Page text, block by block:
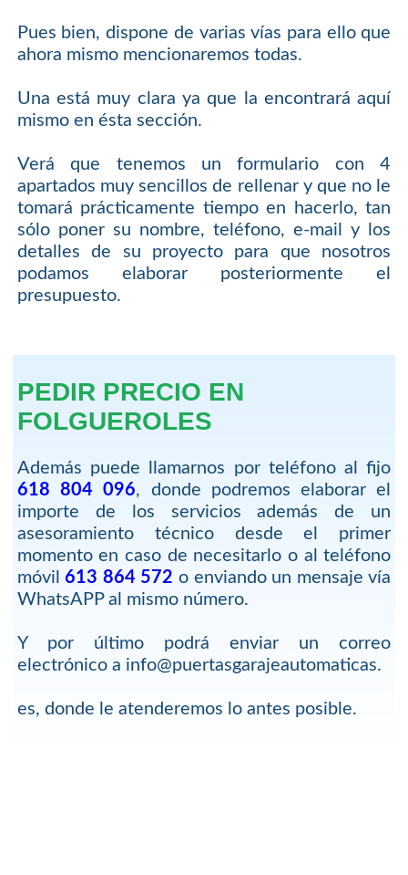
Pues bien, dispone de varias vías para ello que
ahora mismo mencionaremos todas.
Una está muy clara ya que la encontrará aquí
mismo en ésta sección.
Verá que tenemos un formulario con 4
apartados muy sencillos de rellenar y que no le
tomará prácticamente tiempo en hacerlo, tan
sólo poner su nombre, teléfono, e-mail y los
detalles de su proyecto para que nosotros
podamos elaborar posteriormente el
presupuesto.
PEDIR PRECIO EN
FOLGUEROLES
Además puede llamarnos por teléfono al fijo
618 804 096, donde podremos elaborar el
importe de los servicios además de un
asesoramiento técnico desde el primer
momento en caso de necesitarlo o al teléfono
móvil613 864 572 o enviando un mensaje vía
WhatsAPP al mismo número.
Y por último podrá enviar un correo
electrónico a info@puertasgarajeautomaticas.
es, donde le atenderemos lo antes posible.